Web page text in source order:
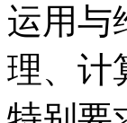
运用与
理、计